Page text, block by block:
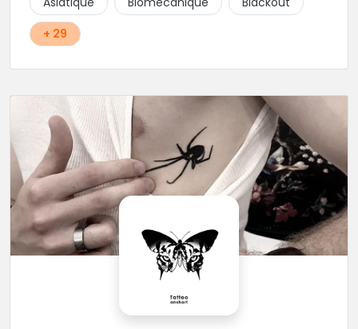
bonheur des futurs tatoués. Il y a aussi Léa, Maureen,
Fat, Tom, Sento, Lily, des artistes hors normes. Il n'y a
qu'à regarder les pièces sélectionnées ici pour
+ 29